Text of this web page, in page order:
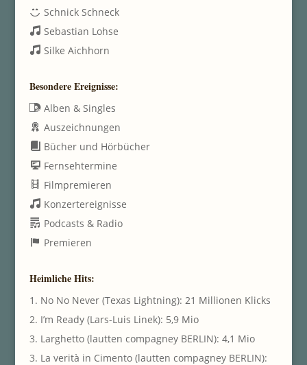
Schnick Schneck
Sebastian Lohse
Silke Aichhorn
Besondere Ereignisse:
Alben & Singles
Auszeichnungen
Bücher und Hörbücher
Fernsehtermine
Filmpremieren
Konzertereignisse
Podcasts & Radio
Premieren
Heimliche Hits:
1. No No Never (Texas Lightning): 21 Millionen Klicks
2. I’m Ready (Lars-Luis Linek): 5,9 Mio
3. Larghetto (lautten compagney BERLIN): 4,1 Mio
3. La verità in Cimento (lautten compagney BERLIN):